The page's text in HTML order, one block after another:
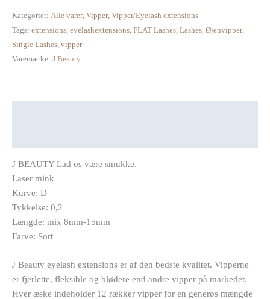
Kategorier: Alle varer, Vipper, Vipper/Eyelash extensions
Tags: extensions eyelashextensions FLAT Lashes Lashes Øjenvipper,
Single Lashes vipper
Varemærke: J Beauty
J BEAUTY-Lad os være smukke.
Laser mink
Kurve: D
Tykkelse: 0,2
Længde: mix 8mm-15mm
Farve: Sort
J Beauty eyelash extensions er af den bedste kvalitet. Vipperne
er fjerlette, fleksible og blødere end andre vipper på markedet.
Hver æske indeholder 12 rækker vipper for en generøs mængde